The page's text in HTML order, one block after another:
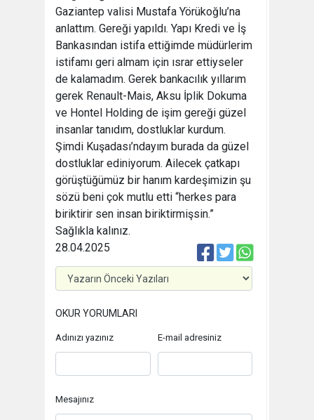
Gaziantep valisi Mustafa Yörükoğlu’na
anlattım. Gereği yapıldı. Yapı Kredi ve İş
Bankasından istifa ettiğimde müdürlerim
istifamı geri almam için ısrar ettiyseler
de kalamadım. Gerek bankacılık yıllarım
gerek Renault-Mais, Aksu İplik Dokuma
ve Hontel Holding de işim gereği güzel
insanlar tanıdım, dostluklar kurdum.
Şimdi Kuşadası’ndayım burada da güzel
dostluklar ediniyorum. Ailecek çatkapı
görüştüğümüz bir hanım kardeşimizin şu
sözü beni çok mutlu etti “herkes para
biriktirir sen insan biriktirmişsin.”
Sağlıkla kalınız.
28.04.2025
OKUR YORUMLARI
Adınızı yazınız E-mail adresiniz
Mesajınız